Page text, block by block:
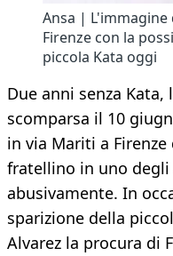
Ansa | L'immagine
Firenze con la
piccola Kata oggi
Due anni senza
scomparsa il 10
in via Mariti a
fratellino in uno
abusivamente. In
sparizione della
Alvarez la procura di